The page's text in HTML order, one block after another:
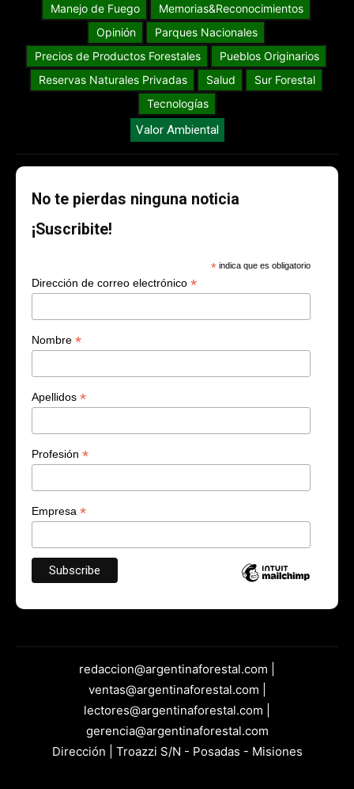
Manejo de Fuego
Memorias&Reconocimientos
Opinión
Parques Nacionales
Precios de Productos Forestales
Pueblos Originarios
Reservas Naturales Privadas
Salud
Sur Forestal
Tecnologías
Valor Ambiental
No te pierdas ninguna noticia
¡Suscribite!
* indica que es obligatorio
Dirección de correo electrónico *
Nombre *
Apellidos *
Profesión *
Empresa *
redaccion@argentinaforestal.com |
ventas@argentinaforestal.com |
lectores@argentinaforestal.com |
gerencia@argentinaforestal.com
Dirección | Troazzi S/N - Posadas - Misiones